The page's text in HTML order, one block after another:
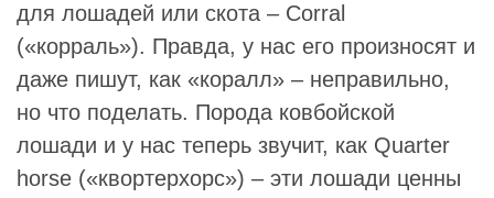
для лошадей или скота – Corral
(«корраль»). Правда, у нас его произносят и
даже пишут, как «коралл» – неправильно,
но что поделать. Порода ковбойской
лошади и у нас теперь звучит, как Quarter
horse («квортерхорс») – эти лошади ценны